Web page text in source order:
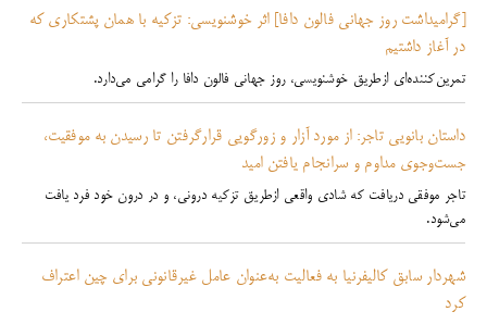
[گرامیداشت روز جهانی فالون دافا] اثر خوشنویسی: تزکیه با همان پشتکاری که
در آغاز داشتیم
تمرین‌کننده‌ای ازطریق خوشنویسی، روز جهانی فالون دافا را گرامی می‌دارد.
داستان بانویی تاجر: از مورد آزار و زورگویی قرارگرفتن تا رسیدن به موفقیت،
جست‌وجوی مداوم و سرانجام یافتن امید
تاجر موفقی دریافت که شادی واقعی ازطریق تزکیه درونی، و در درون خود فرد یافت
می‌شود.
شهردار سابق کالیفرنیا به فعالیت به‌عنوان عامل غیرقانونی برای چین اعتراف
کرد